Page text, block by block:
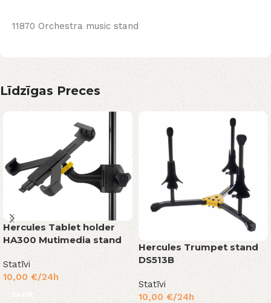
11870 Orchestra music stand
Līdzīgas Preces
Hercules Tablet holder
HA300 Mutimedia stand
Statīvi
10,00 €/24h
Skatīt
Hercules Trumpet stand
DS513B
Statīvi
10,00 €/24h